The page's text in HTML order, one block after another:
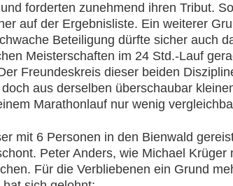
forderten zunehmend ihren Tribut.
auf der Ergebnisliste. Ein weiterer
Beteiligung dürfte sicher auch
Meisterschaften im 24 Std.-Lauf
Freundeskreis dieser beiden
aus derselben überschaubar
Marathonlauf nur wenig
mit 6 Personen in den Bienwald
Peter Anders, wie Michael Krüger
Für die Verbliebenen ein Grund